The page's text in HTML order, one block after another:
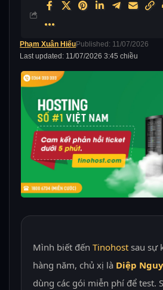
Last updated: 11/07/2026 3:45 chiều
Phạm Xuân HiếuPublished: 11/07/2026
Mình biết đến Tinohostsau sự
hàng năm, chủ xị là Diệp
dùng các gói miễn phí để test.